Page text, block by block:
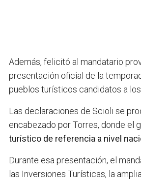
Además, felicitó al mandatario
presentación oficial de la
pueblos turísticos candidatos a los
Las declaraciones de Scioli se
encabezado por Torres, donde el
turístico de referencia a nivel
Durante esa presentación, el
las Inversiones Turísticas, la